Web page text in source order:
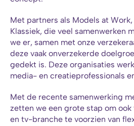
Met partners als Models at
Klassiek, die veel samenwerken
we er, samen met onze
deze vaak onverzekerde
gedekt is. Deze organisaties
media- en creatieprofessionals
Met de recente samenwerking
zetten we een grote stap om
en tv-branche te voorzien van